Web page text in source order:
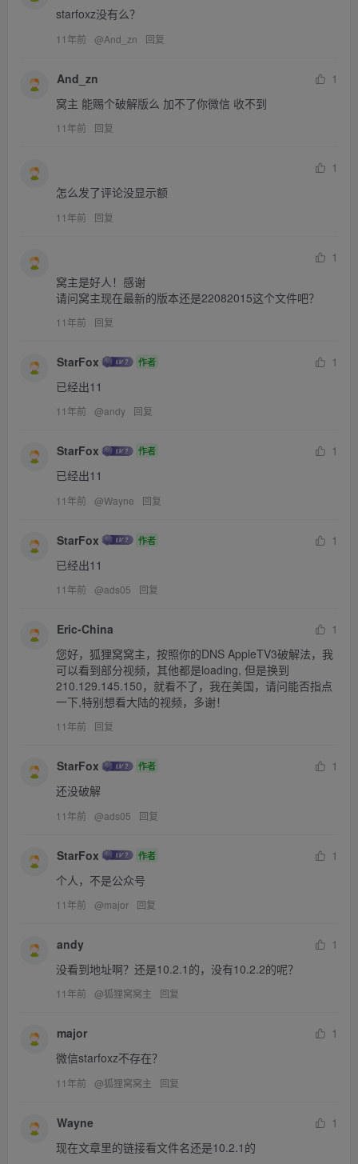
starfoxz没有么？
11年前 @And_zn 回复
And_zn
1
窝主 能赐个破解版么 加不了你微信 收不到
11年前 回复
1
怎么发了评论没显示额
11年前 回复
1
窝主是好人！感谢
请问窝主现在最新的版本还是22082015这个文件吧？
11年前 回复
StarFox 作者
1
已经出11
11年前 @andy 回复
StarFox 作者
1
已经出11
11年前 @Wayne 回复
StarFox 作者
1
已经出11
11年前 @ads05 回复
Eric-China
1
您好，狐狸窝窝主，按照你的DNS AppleTV3破解法，我
可以看到部分视频，其他都是loading, 但是换到
210.129.145.150，就看不了，我在美国，请问能否指点
一下,特别想看大陆的视频，多谢！
11年前 回复
StarFox 作者
1
还没破解
11年前 @ads05 回复
StarFox 作者
1
个人，不是公众号
11年前 @major 回复
andy
1
没看到地址啊？还是10.2.1的，没有10.2.2的呢？
11年前 @狐狸窝窝主 回复
major
1
微信starfoxz不存在？
11年前 @狐狸窝窝主 回复
Wayne
1
现在文章里的链接看文件名还是10.2.1的